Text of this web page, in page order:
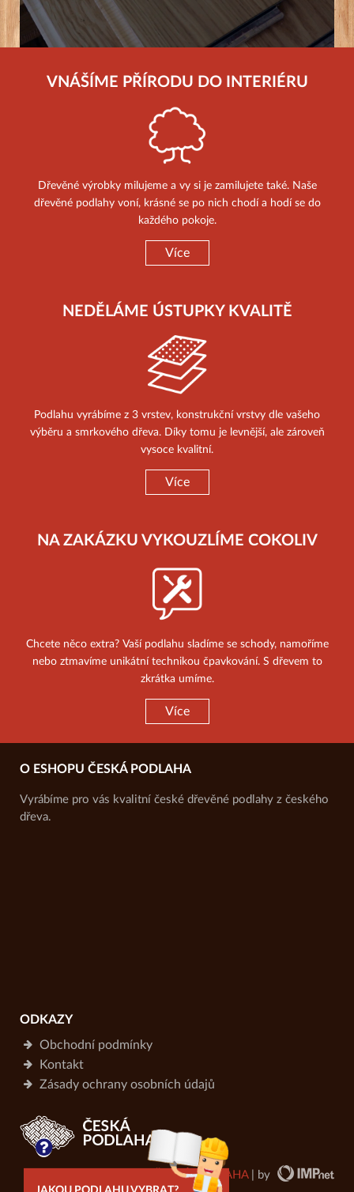
VNÁŠÍME PŘÍRODU DO INTERIÉRU
Dřevěné výrobky milujeme a vy si je zamilujete také. Naše
dřevěné podlahy voní, krásné se po nich chodí a hodí se do
každého pokoje.
Více
NEDĚLÁME ÚSTUPKY KVALITĚ
Podlahu vyrábíme z 3 vrstev, konstrukční vrstvy dle vašeho
výběru a smrkového dřeva. Díky tomu je levnější, ale zároveň
vysoce kvalitní.
Více
NA ZAKÁZKU VYKOUZLÍME COKOLIV
Chcete něco extra? Vaší podlahu sladíme se schody, namoříme
nebo ztmavíme unikátní technikou čpavkování. S dřevem to
zkrátka umíme.
Více
O ESHOPU ČESKÁ PODLAHA
Vyrábíme pro vás kvalitní české dřevěné podlahy z českého
dřeva.
ODKAZY
Obchodní podmínky
Kontakt
Zásady ochrany osobních údajů
ČESKÁ PODLAHA| by